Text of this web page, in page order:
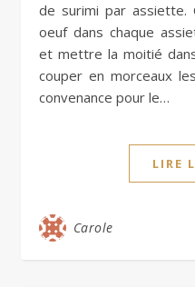
de surimi par assiette.
oeuf dans chaque
et mettre la moitié
couper en morceaux
convenance pour le…
LIRE
Carole